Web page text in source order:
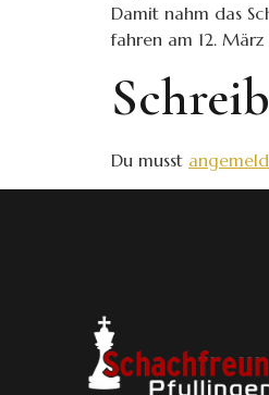
Damit nahm das
fahren am 12.
Du musst